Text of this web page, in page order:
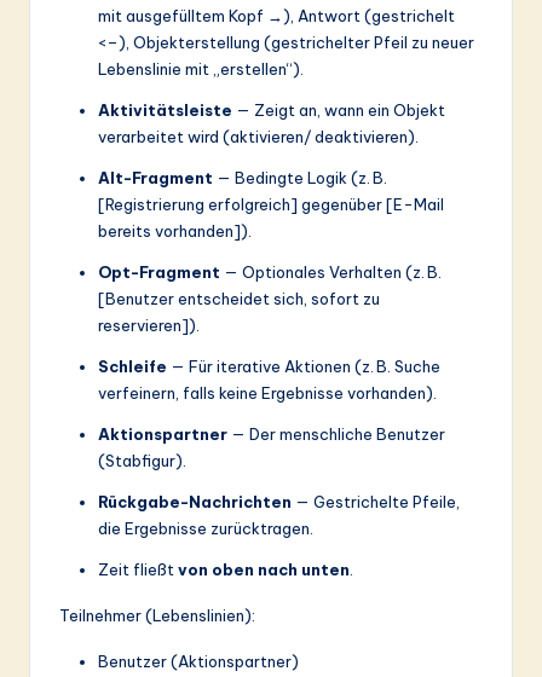
mit ausgefülltem Kopf →), Antwort (gestrichelt
<–), Objekterstellung (gestrichelter Pfeil zu neuer
Lebenslinie mit „erstellen“).
Aktivitätsleiste — Zeigt an, wann ein Objekt
verarbeitet wird (aktivieren/ deaktivieren).
Alt-Fragment — Bedingte Logik (z. B.
[Registrierung erfolgreich] gegenüber [E-Mail
bereits vorhanden]).
Opt-Fragment — Optionales Verhalten (z. B.
[Benutzer entscheidet sich, sofort zu
reservieren]).
Schleife — Für iterative Aktionen (z. B. Suche
verfeinern, falls keine Ergebnisse vorhanden).
Aktionspartner — Der menschliche Benutzer
(Stabfigur).
Rückgabe-Nachrichten — Gestrichelte Pfeile,
die Ergebnisse zurücktragen.
Zeit fließt von oben nach unten
Teilnehmer (Lebenslinien):
Benutzer (Aktionspartner)